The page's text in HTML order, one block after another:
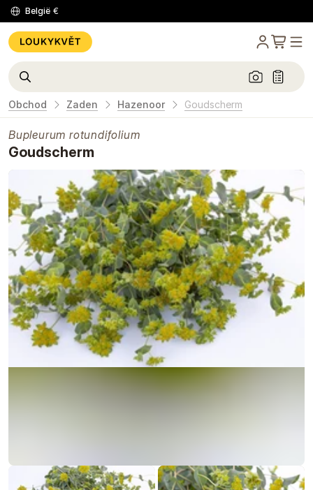
België €
Obchod Zaden Hazenoor Goudscherm
Bupleurum rotundifolium
Goudscherm